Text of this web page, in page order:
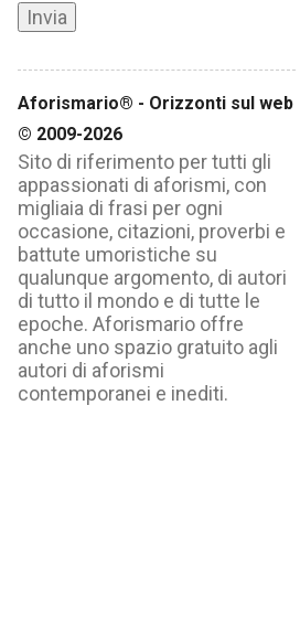
Aforismario® - Orizzonti sul web
© 2009-2026
Sito di riferimento per tutti gli
appassionati di aforismi, con
migliaia di frasi per ogni
occasione, citazioni, proverbi e
battute umoristiche su
qualunque argomento, di autori
di tutto il mondo e di tutte le
epoche. Aforismario offre
anche uno spazio gratuito agli
autori di aforismi
contemporanei e inediti.